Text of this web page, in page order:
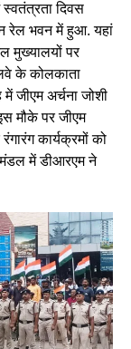
दिवस
रेल भवन में हुआ. यहां
मुख्यालयों पर
के कोलकाता
जीएम अर्चना जोशी
मौके पर जीएम
कार्यक्रमों को
में डीआरएम ने